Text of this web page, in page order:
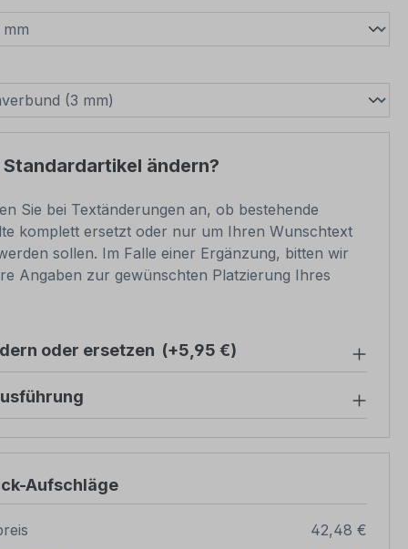
Standardartikel ändern?
Sie bei Textänderungen an, ob bestehende
komplett ersetzt oder nur um Ihren Wunschtext
sollen. Im Falle einer Ergänzung, bitten wir
Angaben zur gewünschten Platzierung Ihres
oder ersetzen (+5,95 €)
Aufschläge
42,48 €